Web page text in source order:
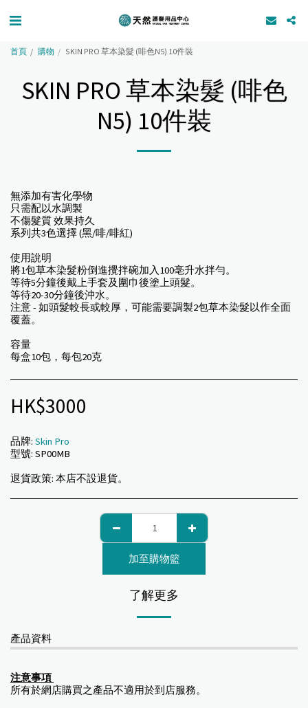
首頁 購物 SKIN PRO 草本染髮 (啡色N5) 10件裝
SKIN PRO 草本染髮 (啡色
N5) 10件裝
無添加有害化學物
只需配以水調製
不傷髮質 效果持久
系列共3色選擇 (黑/啡/啡紅)
使用說明
將1包草本染髮粉倒進攪拌碗加入100亳升水拌勻。
等待5分鐘後戴上手套及圍巾後塗上頭髮。
等待20-30分鐘後沖水。
注意 - 如頭髮較長或較厚，可能需要調製2包草本染髮以作全面
覆蓋。
容量
每盒10包，每包20克
HK$3000
品牌: Skin Pro
型號: SP00MB
退貨政策: 本店不設退貨。
加至購物籃
了解更多
產品資料
注意事項
所有於網店購買之產品不適用於到店服務。